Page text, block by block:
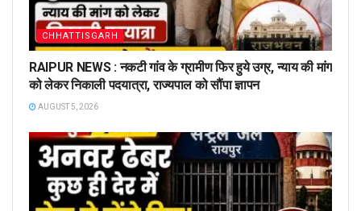
CHHATTISGARH
RAIPUR NEWS : नकटी गांव के ग्रामीण फिर हुये उग्र, न्याय की मांग
को लेकर निकाली पदयात्रा, राज्यपाल को सौंपा ज्ञापन
AUGUST 5, 2026